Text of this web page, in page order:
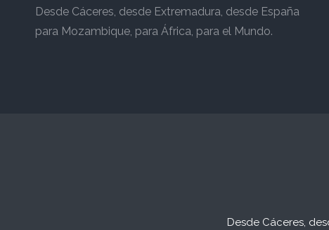
Desde Cáceres, desde Extremadura, desde España
para Mozambique, para África, para el Mundo.
Desde Cáceres,